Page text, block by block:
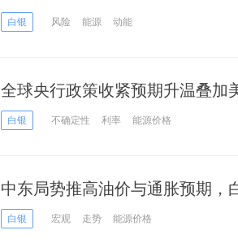
持震荡调整
白银 风险 能源 动能
全球央行政策收紧预期升温叠加
元创两周新低
白银 不确定性 利率 能源价格
中东局势推高油价与通胀预期，
白银 宏观 走势 能源价格